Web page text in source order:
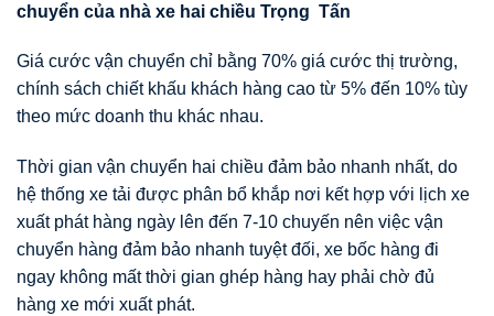
chuyển của nhà xe hai chiều Trọng Tấn
Giá cước vận chuyển chỉ bằng 70% giá cước thị trường,
chính sách chiết khấu khách hàng cao từ 5% đến 10% tùy
theo mức doanh thu khác nhau.
Thời gian vận chuyển hai chiều đảm bảo nhanh nhất, do
hệ thống xe tải được phân bổ khắp nơi kết hợp với lịch xe
xuất phát hàng ngày lên đến 7-10 chuyến nên việc vận
chuyển hàng đảm bảo nhanh tuyệt đối, xe bốc hàng đi
ngay không mất thời gian ghép hàng hay phải chờ đủ
hàng xe mới xuất phát.